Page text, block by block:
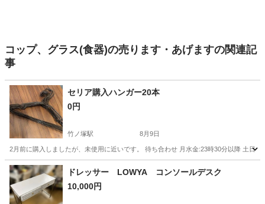
コップ、グラス(食器)の売ります・あげますの関連記
事
セリア購入ハンガー20本
0円
竹ノ塚駅 8月9日
2月前に購入しましたが、未使用に近いです。 待ち合わせ 月水金:23時30分以降 土日祝
東京 足立区 竹ノ塚駅
ドレッサー LOWYA コンソールデスク
10,000円